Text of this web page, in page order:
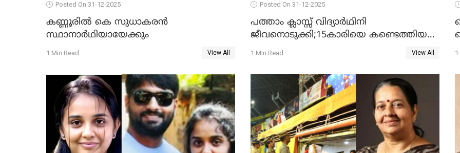
Posted On 31-12-2025
കണ്ണൂരിൽ കെ സുധാകരൻ
സ്ഥാനാർഥിയായേക്കും
1 Min Read View All
Posted On 31-12-2025
പത്താം ക്ലാസ്സ് വിദ്യാര്‍ഥിനി
ജീവനൊടുക്കി;15കാരിയെ കണ്ടെത്തിയത്
കിടപ്പുമുറിയില്‍ തൂങ്ങി മരിച്ച നിലയിൽ
1 Min Read View All 1